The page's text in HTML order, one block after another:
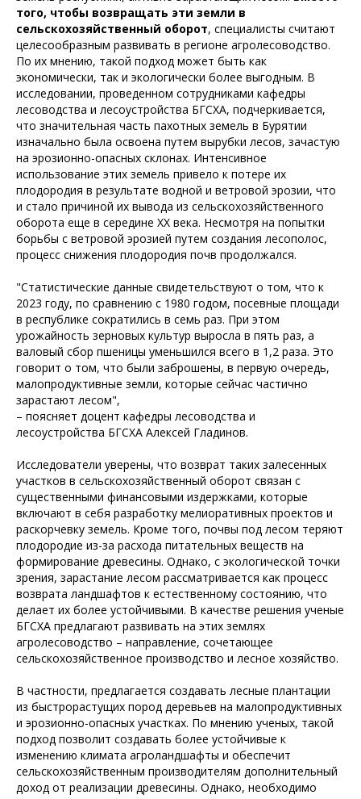
того, чтобы возвращать эти земли в
сельскохозяйственный оборот, специалисты считают
целесообразным развивать в регионе агролесоводство.
По их мнению, такой подход может быть как
экономически, так и экологически более выгодным. В
исследовании, проведенном сотрудниками кафедры
лесоводства и лесоустройства БГСХА, подчеркивается,
что значительная часть пахотных земель в Бурятии
изначально была освоена путем вырубки лесов, зачастую
на эрозионно-опасных склонах. Интенсивное
использование этих земель привело к потере их
плодородия в результате водной и ветровой эрозии, что
и стало причиной их вывода из сельскохозяйственного
оборота еще в середине XX века. Несмотря на попытки
борьбы с ветровой эрозией путем создания лесополос,
процесс снижения плодородия почв продолжался.
"Статистические данные свидетельствуют о том, что к
2023 году, по сравнению с 1980 годом, посевные площади
в республике сократились в семь раз. При этом
урожайность зерновых культур выросла в пять раз, а
валовый сбор пшеницы уменьшился всего в 1,2 раза. Это
говорит о том, что были заброшены, в первую очередь,
малопродуктивные земли, которые сейчас частично
зарастают лесом",
– поясняет доцент кафедры лесоводства и
лесоустройства БГСХА Алексей Гладинов.
Исследователи уверены, что возврат таких залесенных
участков в сельскохозяйственный оборот связан с
существенными финансовыми издержками, которые
включают в себя разработку мелиоративных проектов и
раскорчевку земель. Кроме того, почвы под лесом теряют
плодородие из-за расхода питательных веществ на
формирование древесины. Однако, с экологической точки
зрения, зарастание лесом рассматривается как процесс
возврата ландшафтов к естественному состоянию, что
делает их более устойчивыми. В качестве решения ученые
БГСХА предлагают развивать на этих землях
агролесоводство – направление, сочетающее
сельскохозяйственное производство и лесное хозяйство.
В частности, предлагается создавать лесные плантации
из быстрорастущих пород деревьев на малопродуктивных
и эрозионно-опасных участках. По мнению ученых, такой
подход позволит создавать более устойчивые к
изменению климата агроландшафты и обеспечит
сельскохозяйственным производителям дополнительный
доход от реализации древесины. Однако, необходимо